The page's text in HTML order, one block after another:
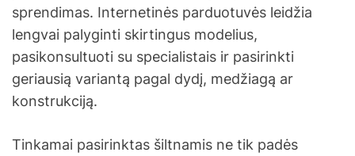
sprendimas. Internetinės parduotuvės leidžia
lengvai palyginti skirtingus modelius,
pasikonsultuoti su specialistais ir pasirinkti
geriausią variantą pagal dydį, medžiagą ar
konstrukciją.
Tinkamai pasirinktas šiltnamis ne tik padės